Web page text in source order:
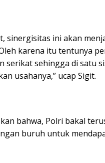
sinergisitas ini akan
karena itu tentunya
serikat sehingga di satu
usahanya,” ucap Sigit.
bahwa, Polri bakal
buruh untuk